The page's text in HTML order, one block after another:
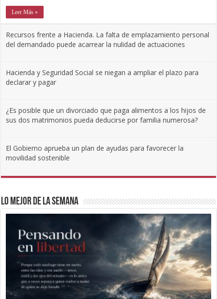
Leer Más »
Recursos frente a Hacienda. La falta de emplazamiento personal
del demandado puede acarrear la nulidad de actuaciones
Hacienda y Seguridad Social se niegan a ampliar el plazo para
declarar y pagar
¿Es posible que un divorciado que paga alimentos a los hijos de
sus dos matrimonios pueda deducirse por familia numerosa?
El Gobierno aprueba un plan de ayudas para favorecer la
movilidad sostenible
Lo mejor de la semana